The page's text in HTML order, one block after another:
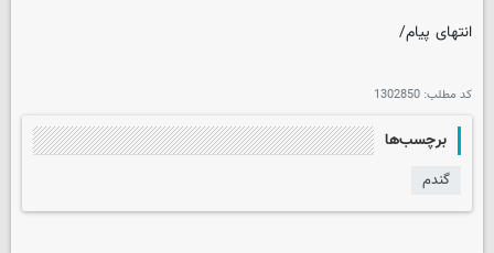
انتهای پیام/
کد مطلب: 1302850
برچسب‌ها
گندم